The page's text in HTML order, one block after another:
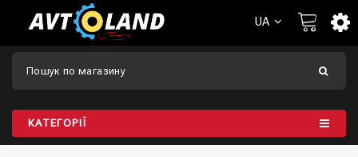
UA
КАТЕГОРІЇ